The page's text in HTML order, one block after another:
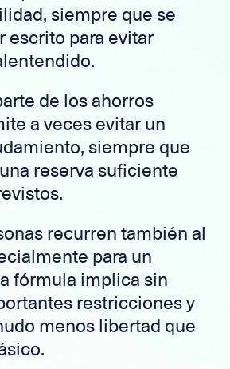
siempre que se
escrito para evitar
de los ahorros
a veces evitar un
siempre que
reserva suficiente
recurren también al
para un
fórmula implica sin
restricciones y
menos libertad que